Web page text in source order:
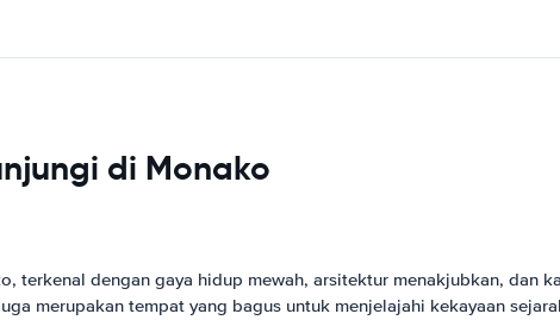
di Monako
terkenal dengan gaya hidup mewah, arsitektur menakjubkan, dan
merupakan tempat yang bagus untuk menjelajahi kekayaan